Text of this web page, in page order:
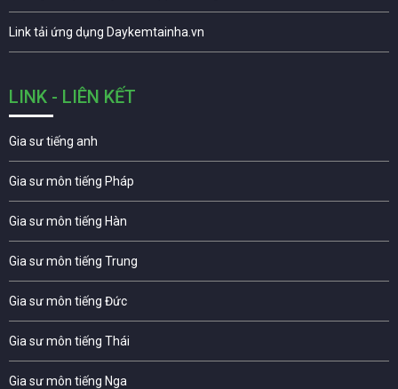
Link tải ứng dụng Daykemtainha.vn
LINK - LIÊN KẾT
Gia sư tiếng anh
Gia sư môn tiếng Pháp
Gia sư môn tiếng Hàn
Gia sư môn tiếng Trung
Gia sư môn tiếng Đức
Gia sư môn tiếng Thái
Gia sư môn tiếng Nga